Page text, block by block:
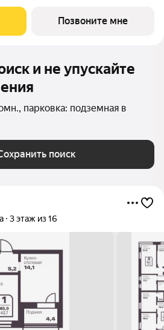
Позвоните мне
и не упускайте
парковка: подземная в
поиск
3 этаж из 16